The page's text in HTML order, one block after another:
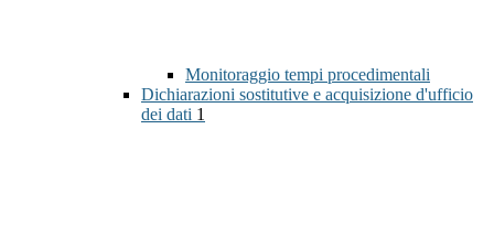
Monitoraggio tempi procedimentali
Dichiarazioni sostitutive e acquisizione d'ufficio
dei dati 1